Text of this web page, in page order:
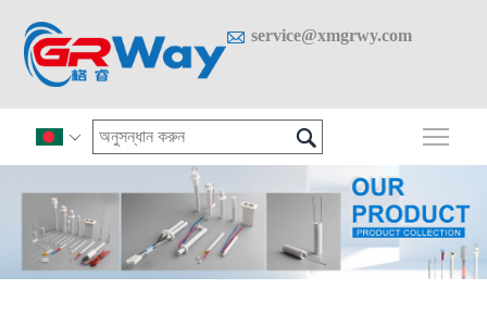
 service@xmgrwy.com
 